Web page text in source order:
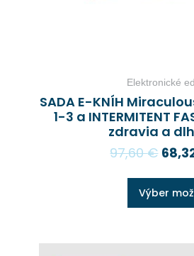
Elektronické
SADA E-KNÍH
1-3 a INTERMITENT
zdravia a
97,60€
Výber